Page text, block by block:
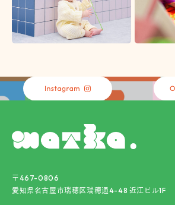
〒467-0806
愛知県名古屋市瑞穂区瑞穂通4-48 近江ビル1F